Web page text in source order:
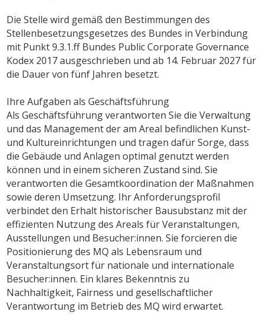
Die Stelle wird gemäß den Bestimmungen des
Stellenbesetzungsgesetzes des Bundes in Verbindung
mit Punkt 9.3.1.ff Bundes Public Corporate Governance
Kodex 2017 ausgeschrieben und ab 14. Februar 2027 für
die Dauer von fünf Jahren besetzt.
Ihre Aufgaben als Geschäftsführung
Als Geschäftsführung verantworten Sie die Verwaltung
und das Management der am Areal befindlichen Kunst-
und Kultureinrichtungen und tragen dafür Sorge, dass
die Gebäude und Anlagen optimal genutzt werden
können und in einem sicheren Zustand sind. Sie
verantworten die Gesamtkoordination der Maßnahmen
sowie deren Umsetzung. Ihr Anforderungsprofil
verbindet den Erhalt historischer Bausubstanz mit der
effizienten Nutzung des Areals für Veranstaltungen,
Ausstellungen und Besucher:innen. Sie forcieren die
Positionierung des MQ als Lebensraum und
Veranstaltungsort für nationale und internationale
Besucher:innen. Ein klares Bekenntnis zu
Nachhaltigkeit, Fairness und gesellschaftlicher
Verantwortung im Betrieb des MQ wird erwartet.